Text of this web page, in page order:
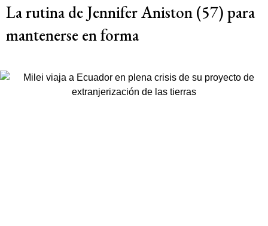
La rutina de Jennifer Aniston (57) para
mantenerse en forma